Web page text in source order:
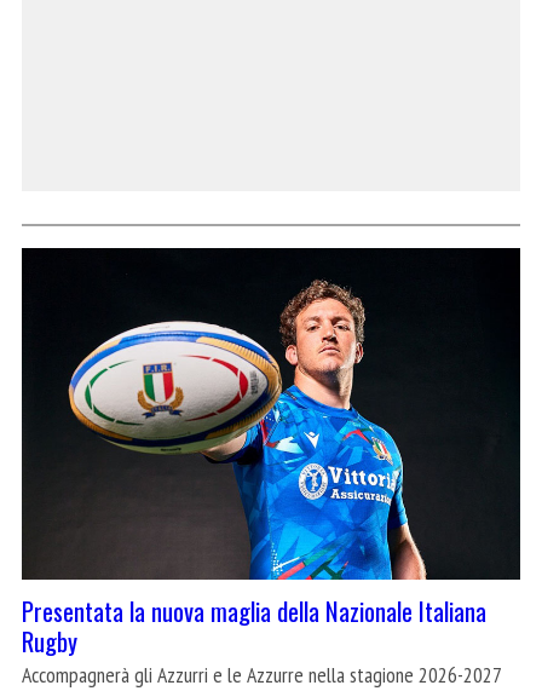
Presentata la nuova maglia della Nazionale Italiana
Rugby
Accompagnerà gli Azzurri e le Azzurre nella stagione 2026-2027